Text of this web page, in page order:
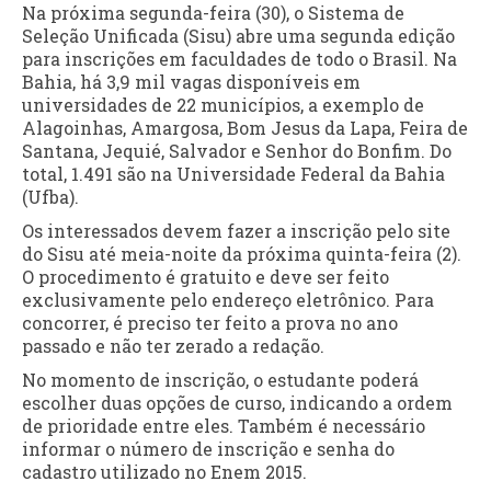
Na próxima segunda-feira (30), o Sistema de
Seleção Unificada (Sisu) abre uma segunda edição
para inscrições em faculdades de todo o Brasil. Na
Bahia, há 3,9 mil vagas disponíveis em
universidades de 22 municípios, a exemplo de
Alagoinhas, Amargosa, Bom Jesus da Lapa, Feira de
Santana, Jequié, Salvador e Senhor do Bonfim. Do
total, 1.491 são na Universidade Federal da Bahia
(Ufba).
Os interessados devem fazer a inscrição pelo site
do Sisu até meia-noite da próxima quinta-feira (2).
O procedimento é gratuito e deve ser feito
exclusivamente pelo endereço eletrônico. Para
concorrer, é preciso ter feito a prova no ano
passado e não ter zerado a redação.
No momento de inscrição, o estudante poderá
escolher duas opções de curso, indicando a ordem
de prioridade entre eles. Também é necessário
informar o número de inscrição e senha do
cadastro utilizado no Enem 2015.